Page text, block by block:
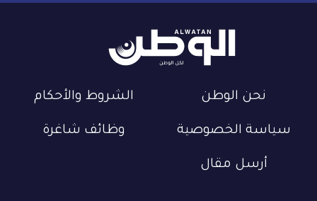
نحن الوطن الشروط والأحكام
سياسة الخصوصية وظائف شاغرة
أرسل مقال